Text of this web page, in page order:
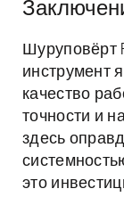
Шуруповёрт
инструмент
качество
точности и
здесь
это